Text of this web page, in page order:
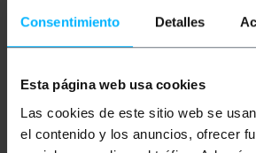
Consentimiento Detalles
Esta página web usa cookies
Las cookies de este sitio web se
el contenido y los anuncios, ofrecer
Ulteriori
Descrizione